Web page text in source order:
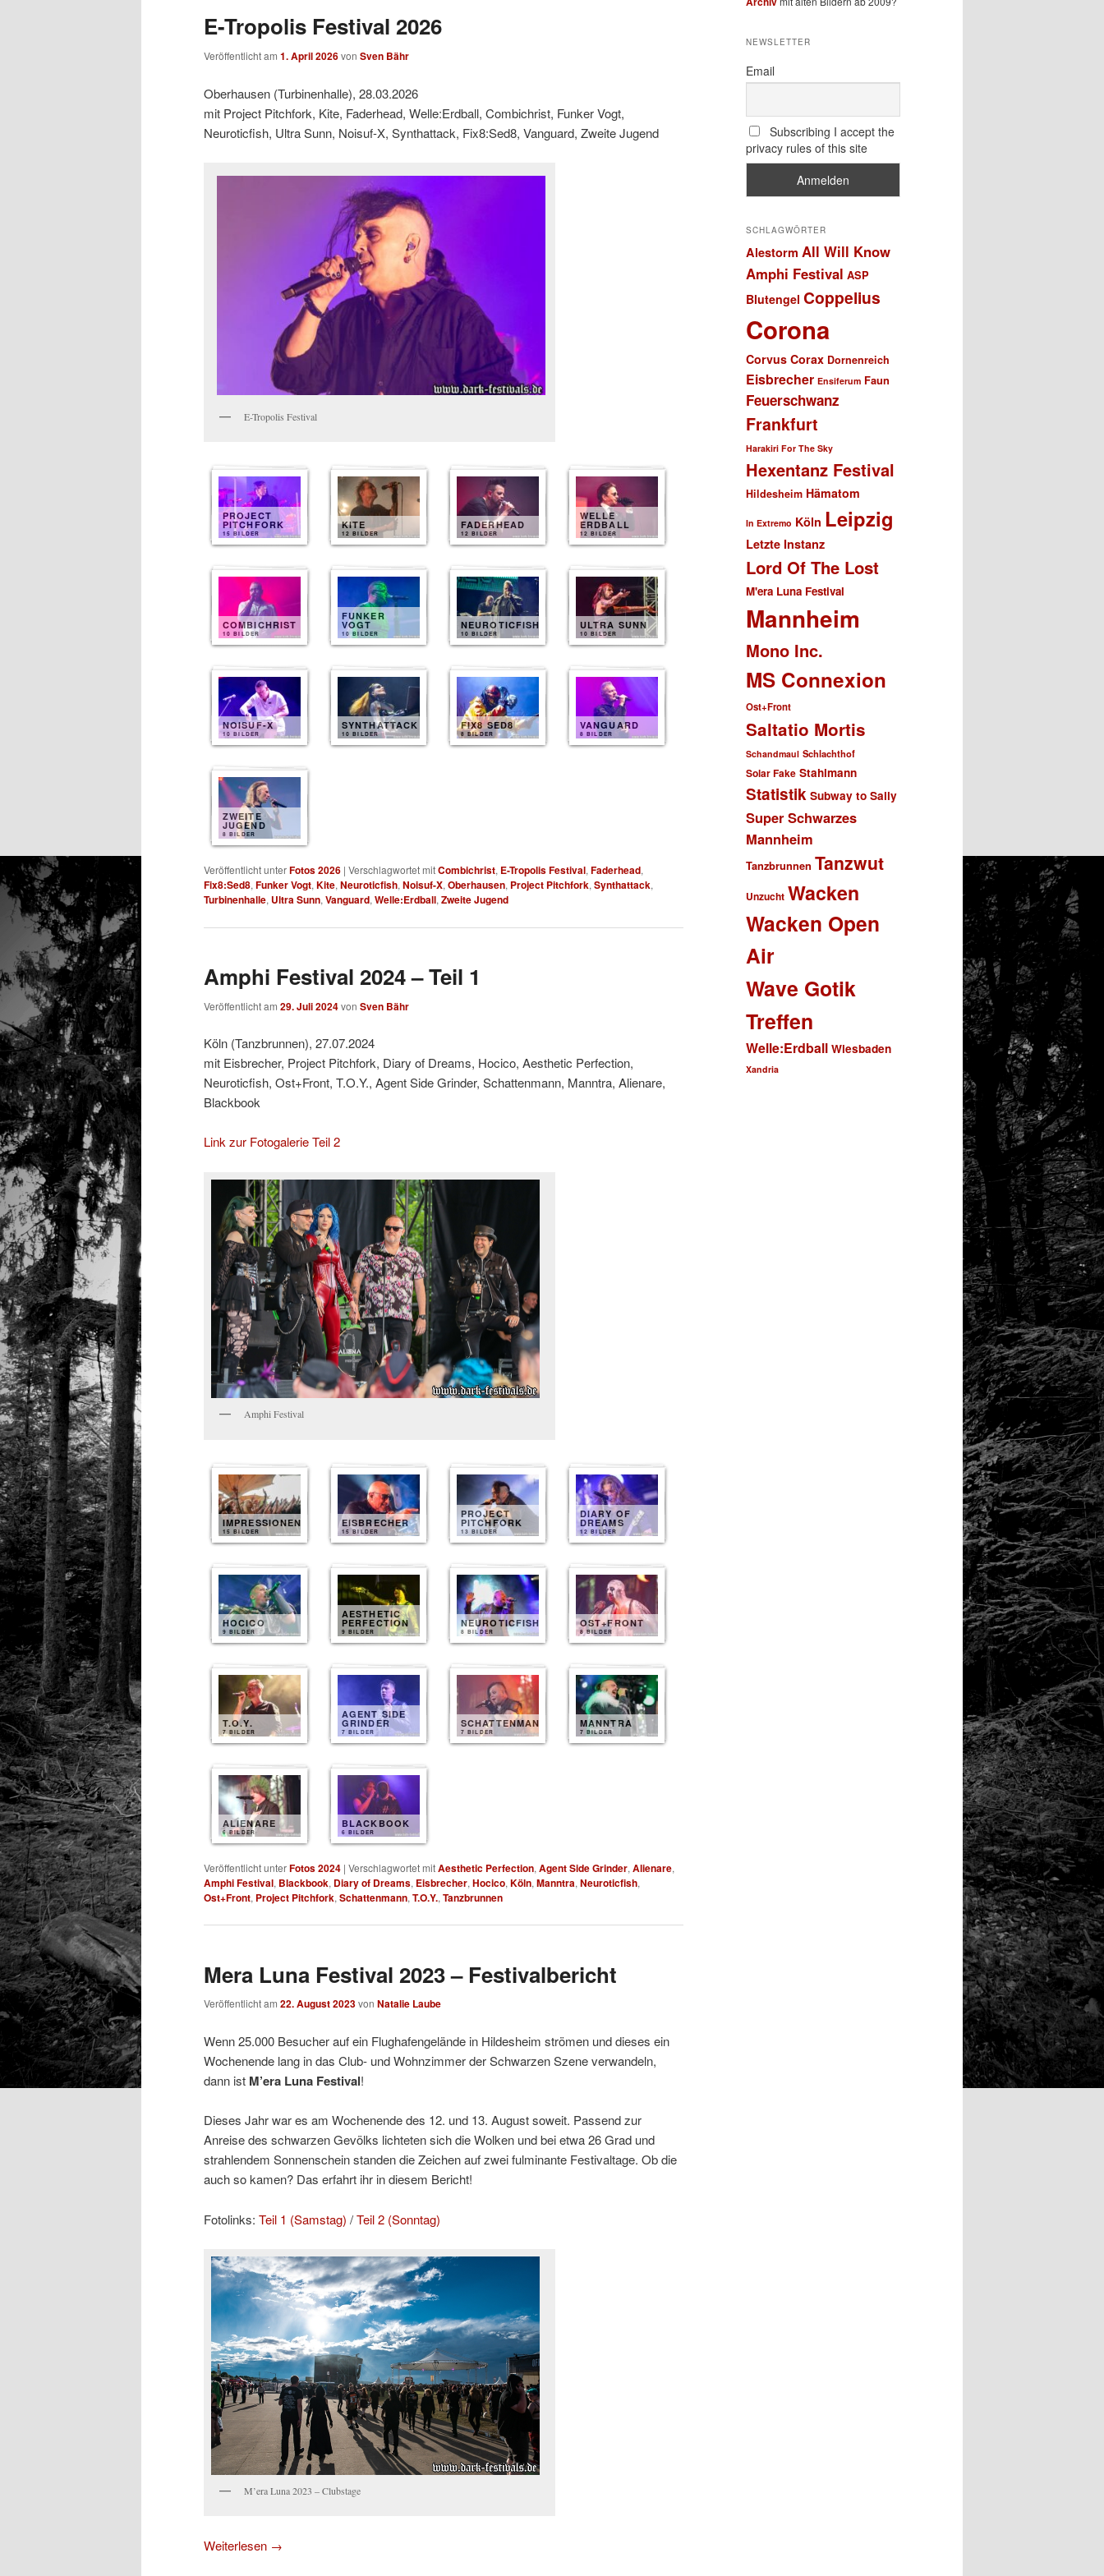
E-Tropolis Festival 2026
Veröffentlicht am 1. April 2026von Sven Bähr
Oberhausen (Turbinenhalle), 28.03.2026
mit Project Pitchfork, Kite, Faderhead, Welle:Erdball, Combichrist, Funker Vogt,
Neuroticfish, Ultra Sunn, Noisuf-X, Synthattack, Fix8:Sed8, Vanguard, Zweite Jugend
E-Tropolis Festival
PROJECT
PITCHFORK
15 BILDER
KITE
12 BILDER
FADERHEAD
12 BILDER
WELLE
ERDBALL
12 BILDER
COMBICHRIST
10 BILDER
FUNKER
VOGT
10 BILDER
NEUROTICFISH
10 BILDER
ULTRA SUNN
10 BILDER
NOISUF-X
10 BILDER
SYNTHATTACK
10 BILDER
FIX8 SED8
8 BILDER
VANGUARD
8 BILDER
ZWEITE
JUGEND
8 BILDER
Veröffentlicht unterFotos 2026 | Verschlagwortet mitCombichrist, E-Tropolis Festival, Faderhead,
Fix8:Sed8, Funker Vogt, Kite, Neuroticfish, Noisuf-X, Oberhausen, Project Pitchfork, Synthattack,
Turbinenhalle, Ultra Sunn, Vanguard, Welle:Erdball, Zweite Jugend
Amphi Festival 2024 – Teil 1
Veröffentlicht am 29. Juli 2024von Sven Bähr
Köln (Tanzbrunnen), 27.07.2024
mit Eisbrecher, Project Pitchfork, Diary of Dreams, Hocico, Aesthetic Perfection,
Neuroticfish, Ost+Front, T.O.Y., Agent Side Grinder, Schattenmann, Manntra, Alienare,
Blackbook
Link zur Fotogalerie Teil 2
Amphi Festival
IMPRESSIONEN
15 BILDER
EISBRECHER
15 BILDER
PROJECT
PITCHFORK
13 BILDER
DIARY OF
DREAMS
12 BILDER
HOCICO
9 BILDER
AESTHETIC
PERFECTION
9 BILDER
NEUROTICFISH
8 BILDER
OST+FRONT
8 BILDER
T.O.Y.
7 BILDER
AGENT SIDE
GRINDER
7 BILDER
SCHATTENMANN
7 BILDER
MANNTRA
7 BILDER
ALIENARE
6 BILDER
BLACKBOOK
6 BILDER
Veröffentlicht unterFotos 2024 | Verschlagwortet mitAesthetic Perfection, Agent Side Grinder, Alienare,
Amphi Festival, Blackbook, Diary of Dreams, Eisbrecher, Hocico, Köln, Manntra, Neuroticfish,
Ost+Front, Project Pitchfork, Schattenmann, T.O.Y., Tanzbrunnen
Mera Luna Festival 2023 – Festivalbericht
Veröffentlicht am 22. August 2023von Natalie Laube
Wenn 25.000 Besucher auf ein Flughafengelände in Hildesheim strömen und dieses ein
Wochenende lang in das Club- und Wohnzimmer der Schwarzen Szene verwandeln,
dann ist M’era Luna Festival!
Dieses Jahr war es am Wochenende des 12. und 13. August soweit. Passend zur
Anreise des schwarzen Gevölks lichteten sich die Wolken und bei etwa 26 Grad und
strahlendem Sonnenschein standen die Zeichen auf zwei fulminante Festivaltage. Ob die
auch so kamen? Das erfahrt ihr in diesem Bericht!
Fotolinks: Teil 1 (Samstag) /Teil 2 (Sonntag)
M’era Luna 2023 – Clubstage
Weiterlesen →
NEWSLETTER
Email
Subscribing I accept the
privacy rules of this site
SCHLAGWÖRTER
Alestorm All Will Know
Amphi Festival ASP
Blutengel Coppelius
Corona
Corvus Corax Dornenreich
Eisbrecher Ensiferum Faun
Feuerschwanz
Frankfurt
Harakiri For The Sky
Hexentanz Festival
Hildesheim Hämatom
In Extremo Köln Leipzig
Letzte Instanz
Lord Of The Lost
M'era Luna Festival
Mannheim
Mono Inc.
MS Connexion
Ost+Front
Saltatio Mortis
Schandmaul Schlachthof
Solar Fake Stahlmann
Statistik Subway to Sally
Super Schwarzes
Mannheim
Tanzbrunnen Tanzwut
Unzucht Wacken
Wacken Open
Air
Wave Gotik
Treffen
Welle:Erdball Wiesbaden
Xandria